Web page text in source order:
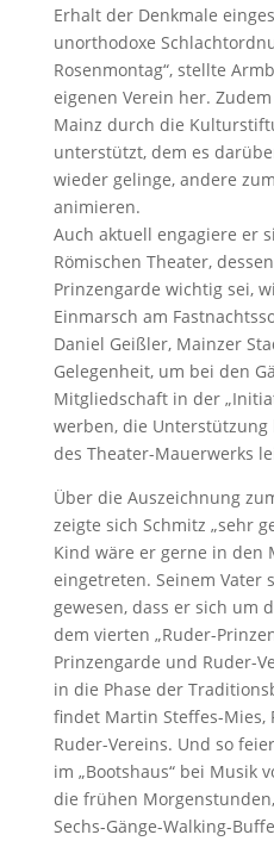
Erhalt der Denkmale
unorthodoxe
Rosenmontag“, stellte
eigenen Verein her.
Mainz durch die
unterstützt, dem es
wieder gelinge, andere
animieren.
Auch aktuell engagiere er
Römischen Theater,
Prinzengarde wichtig sei,
Einmarsch am
Daniel Geißler, Mainzer
Gelegenheit, um bei den
Mitgliedschaft in der
werben, die
des Theater-Mauerwerks
Über die Auszeichnung
zeigte sich Schmitz „sehr
Kind wäre er gerne in den
eingetreten. Seinem Vater
gewesen, dass er sich um
dem vierten „Ruder-
Prinzengarde und Ruder-
in die Phase der
findet Martin Steffes-Mies,
Ruder-Vereins. Und so
im „Bootshaus“ bei Musik
die frühen
Sechs-Gänge-Walking-